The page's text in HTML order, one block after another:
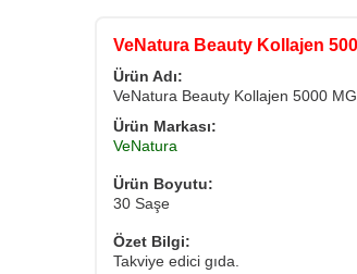
VeNatura Beauty Kollajen
Ürün Adı:
VeNatura Beauty Kollajen 5000
Ürün Markası:
VeNatura
Ürün Boyutu:
30 Saşe
Özet Bilgi:
Takviye edici gıda.